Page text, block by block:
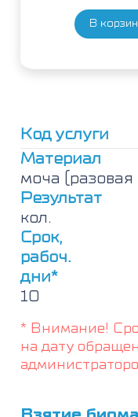
Код услуги
Материал
моча (разовая
Результат
кол.
Срок,
рабоч.
дни*
10
* Внимание!
на дату
мочи
В